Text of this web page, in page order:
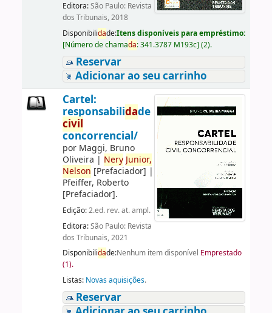
Editora:São Paulo: Revista
dos Tribunais, 2018
Disponibilidade:Itens disponíveis para empréstimo:
[Número de chamada:341.3787 M193c] (2).
Reservar
Adicionar ao seu carrinho
Cartel:
responsabilidade
civil
concorrencial/
por Maggi, Bruno
Oliveira | Nery Junior,
Nelson [Prefaciador] |
Pfeiffer, Roberto
[Prefaciador].
Edição:2.ed. rev. at. ampl.
Editora:São Paulo: Revista
dos Tribunais, 2021
Disponibilidade:Nenhum item disponível Emprestado
(1).
Listas: Novas aquisições.
Reservar